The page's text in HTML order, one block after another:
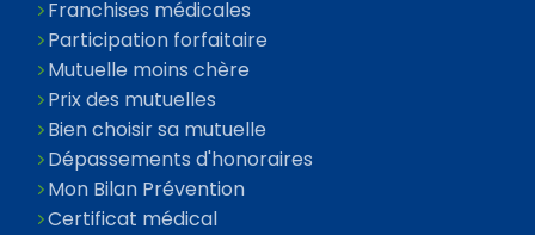
Franchises médicales
Participation forfaitaire
Mutuelle moins chère
Prix des mutuelles
Bien choisir sa mutuelle
Dépassements d'honoraires
Mon Bilan Prévention
Certificat médical